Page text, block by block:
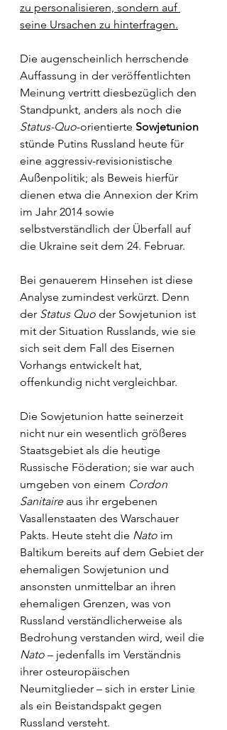
zu personalisieren, sondern auf
seine Ursachen zu hinterfragen.
Die augenscheinlich herrschende
Auffassung in der veröffentlichten
Meinung vertritt diesbezüglich den
Standpunkt, anders als noch die
Status-Quo-orientierte Sowjetunion
stünde Putins Russland heute für
eine aggressiv-revisionistische
Außenpolitik; als Beweis hierfür
dienen etwa die Annexion der Krim
im Jahr 2014 sowie
selbstverständlich der Überfall auf
die Ukraine seit dem 24. Februar.
Bei genauerem Hinsehen ist diese
Analyse zumindest verkürzt. Denn
der Status Quo der Sowjetunion ist
mit der Situation Russlands, wie sie
sich seit dem Fall des Eisernen
Vorhangs entwickelt hat,
offenkundig nicht vergleichbar.
Die Sowjetunion hatte seinerzeit
nicht nur ein wesentlich größeres
Staatsgebiet als die heutige
Russische Föderation; sie war auch
umgeben von einem Cordon
Sanitaire aus ihr ergebenen
Vasallenstaaten des Warschauer
Pakts. Heute steht die Nato im
Baltikum bereits auf dem Gebiet der
ehemaligen Sowjetunion und
ansonsten unmittelbar an ihren
ehemaligen Grenzen, was von
Russland verständlicherweise als
Bedrohung verstanden wird, weil die
Nato – jedenfalls im Verständnis
ihrer osteuropäischen
Neumitglieder – sich in erster Linie
als ein Beistandspakt gegen
Russland versteht.